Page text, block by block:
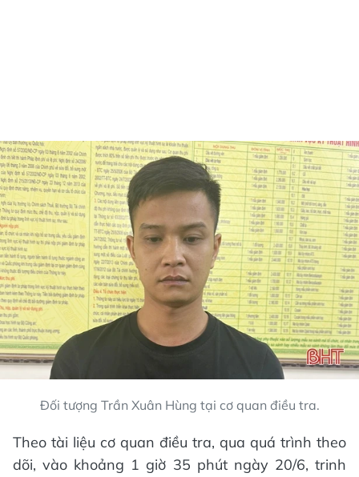
Đối tượng Trần Xuân Hùng tại cơ quan điều tra.
Theo tài liệu cơ quan điều tra, qua quá trình theo
dõi, vào khoảng 1 giờ 35 phút ngày 20/6, trinh